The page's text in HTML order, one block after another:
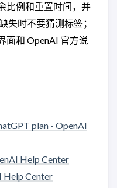
比例和重置时间，并
失时不要猜测标签；
面和 OpenAI 官方说
plan - OpenAI
Help Center
Help Center